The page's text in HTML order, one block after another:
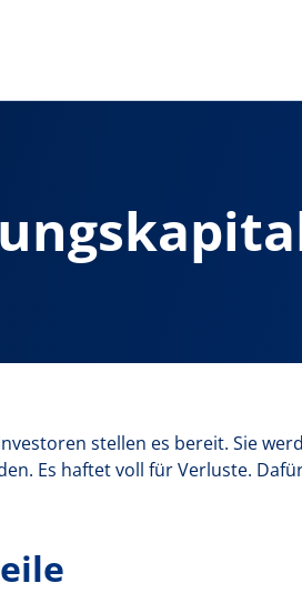
stellen es bereit. Sie
Es haftet voll für Verluste.